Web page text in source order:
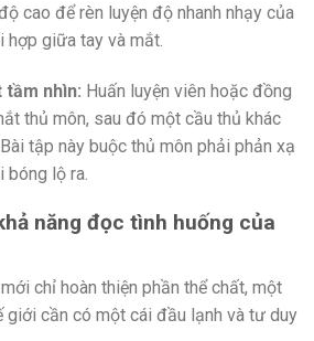
cao để rèn luyện độ nhanh nhạy của
giữa tay và mắt.
tầm nhìn: Huấn luyện viên hoặc đồng
thủ môn, sau đó một cầu thủ khác
tập này buộc thủ môn phải phản xạ
bóng lộ ra.
năng đọc tình huống của
chỉ hoàn thiện phần thể chất, một
giới cần có một cái đầu lạnh và tư duy